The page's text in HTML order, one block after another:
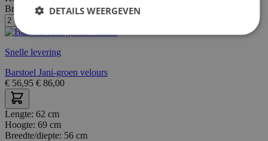
Breedte/diepte:42 cm
Snelle levering
Barstoel Jani-groen velours
€ 56,95 € 86,00
Lengte: 62 cm
Hoogte: 69 cm
Breedte/diepte: 56 cm
DETAILS WEERGEVEN